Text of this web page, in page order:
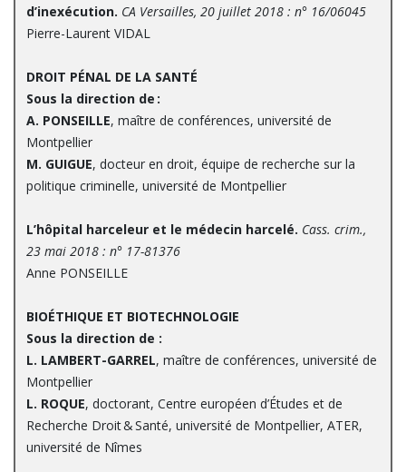
d’inexécution. CA Versailles, 20 juillet 2018 : n° 16/06045
Pierre-Laurent VIDAL
DROIT PÉNAL DE LA SANTÉ
Sous la direction de :
A. PONSEILLE, maître de conférences, université de
Montpellier
M. GUIGUE, docteur en droit, équipe de recherche sur la
politique criminelle, université de Montpellier
L’hôpital harceleur et le médecin harcelé. Cass. crim.,
23 mai 2018 : n° 17-81376
Anne PONSEILLE
BIOÉTHIQUE ET BIOTECHNOLOGIE
Sous la direction de :
L. LAMBERT-GARREL, maître de conférences, université de
Montpellier
L. ROQUE, doctorant, Centre européen d’Études et de
Recherche Droit & Santé, université de Montpellier, ATER,
université de Nîmes